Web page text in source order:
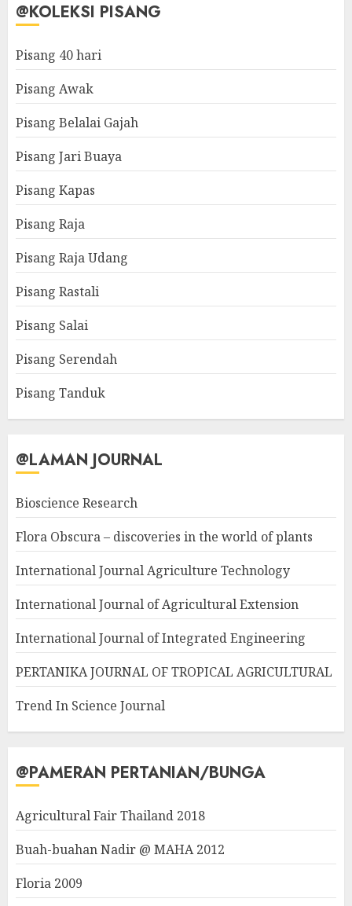
@KOLEKSI PISANG
Pisang 40 hari
Pisang Awak
Pisang Belalai Gajah
Pisang Jari Buaya
Pisang Kapas
Pisang Raja
Pisang Raja Udang
Pisang Rastali
Pisang Salai
Pisang Serendah
Pisang Tanduk
@LAMAN JOURNAL
Bioscience Research
Flora Obscura – discoveries in the world of plants
International Journal Agriculture Technology
International Journal of Agricultural Extension
International Journal of Integrated Engineering
PERTANIKA JOURNAL OF TROPICAL AGRICULTURAL
Trend In Science Journal
@PAMERAN PERTANIAN/BUNGA
Agricultural Fair Thailand 2018
Buah-buahan Nadir @ MAHA 2012
Floria 2009